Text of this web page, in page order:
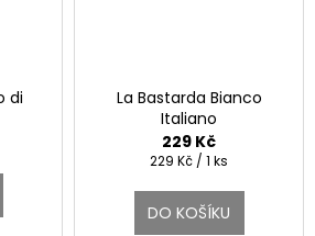
di
La Bastarda Bianco
Italiano
229 Kč
Měrná
229 Kč / 1 ks
DO KOŠÍKU